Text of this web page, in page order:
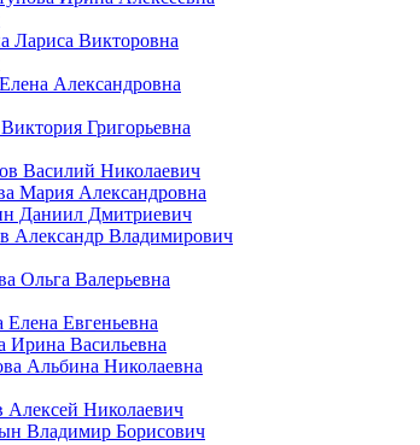
Лариса Викторовна
Александровна
Григорьевна
Василий Николаевич
Мария Александровна
Даниил Дмитриевич
Александр Владимирович
Ольга Валерьевна
Евгеньевна
Ирина Васильевна
Альбина Николаевна
Алексей Николаевич
Владимир Борисович